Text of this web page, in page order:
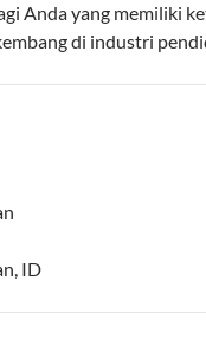
Anda yang memiliki
di industri
, ID